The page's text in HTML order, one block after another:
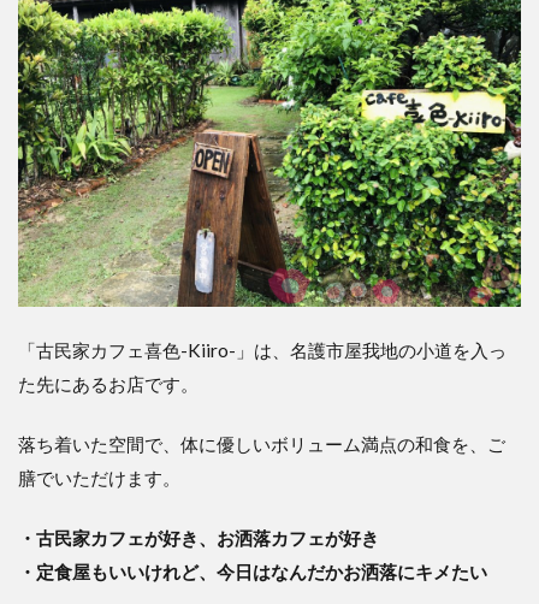
ス・
駐車
場
は？
3
どこ
かホ
ッコ
リす
る、
落ち
着く
店内
3.1
窓際
のテ
ルが
すめ
4
お水
のポ
「古民家カフェ喜色-Kiiro-」は、名護市屋我地の小道を入っ
た先にあるお店です。
落ち着いた空間で、体に優しいボリューム満点の和食を、ご
膳でいただけます。
・古民家カフェが好き、お洒落カフェが好き
・定食屋もいいけれど、今日はなんだかお洒落にキメたい